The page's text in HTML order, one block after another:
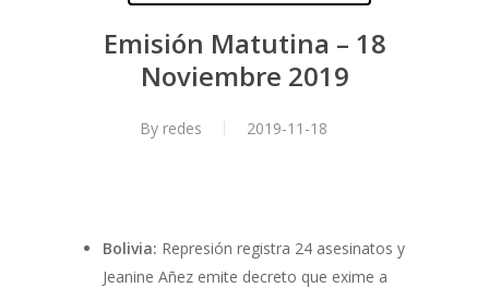
Emisión Matutina – 18
Noviembre 2019
By redes 2019-11-18
Bolivia: Represión registra 24 asesinatos y
Jeanine Añez emite decreto que exime a